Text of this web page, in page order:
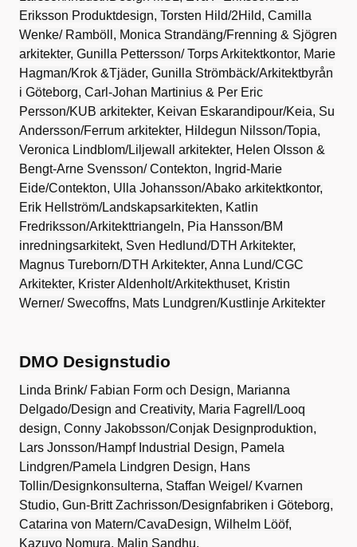
Eriksson Produktdesign, Torsten Hild/2Hild, Camilla
Wenke/ Ramböll, Monica Strandäng/Frenning & Sjögren
arkitekter, Gunilla Pettersson/ Torps Arkitektkontor, Marie
Hagman/Krok &Tjäder, Gunilla Strömbäck/Arkitektbyrån
i Göteborg, Carl-Johan Martinius & Per Eric
Persson/KUB arkitekter, Keivan Eskarandipour/Keia, Su
Andersson/Ferrum arkitekter, Hildegun Nilsson/Topia,
Veronica Lindblom/Liljewall arkitekter, Helen Olsson &
Bengt-Arne Svensson/ Contekton, Ingrid-Marie
Eide/Contekton, Ulla Johansson/Abako arkitektkontor,
Erik Hellström/Landskapsarkitekten, Katlin
Fredriksson/Arkitekttriangeln, Pia Hansson/BM
inredningsarkitekt, Sven Hedlund/DTH Arkitekter,
Magnus Tureborn/DTH Arkitekter, Anna Lund/CGC
Arkitekter, Krister Aldenholt/Arkitekthuset, Kristin
Werner/ Swecoffns, Mats Lundgren/Kustlinje Arkitekter
DMO Designstudio
Linda Brink/ Fabian Form och Design, Marianna
Delgado/Design and Creativity, Maria Fagrell/Looq
design, Conny Jakobsson/Conjak Designproduktion,
Lars Jonsson/Hampf Industrial Design, Pamela
Lindgren/Pamela Lindgren Design, Hans
Tollin/Designkonsulterna, Staffan Weigel/ Kvarnen
Studio, Gun-Britt Zachrisson/Designfabriken i Göteborg,
Catarina von Matern/CavaDesign, Wilhelm Lööf,
Kazuyo Nomura, Malin Sandhu.